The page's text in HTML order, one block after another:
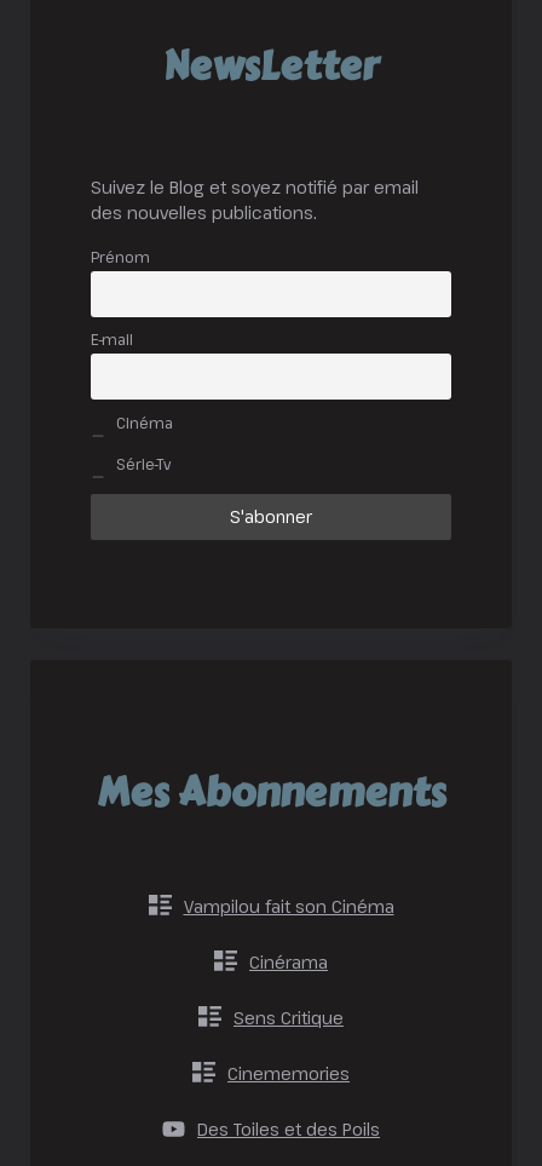
NewsLetter
Suivez le Blog et soyez notifié par email
des nouvelles publications.
Prénom
E-mail
Cinéma
Série-Tv
Mes Abonnements
Vampilou fait son Cinéma
Cinérama
Sens Critique
Cinememories
Des Toiles et des Poils